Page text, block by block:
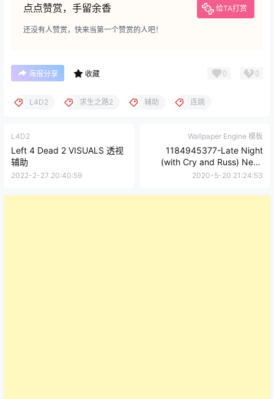
点点赞赏，手留余香 给TA打赏
还没有人赞赏，快来当第一个赞赏的人吧！
海报分享 收藏 0 0
L4D2 求生之路2 辅助 连跳
L4D2
Left 4 Dead 2 VISUALS 透视
辅助
2022-2-27 20:40:59
Wallpaper Engine 模板
1184945377-Late Night
(with Cry and Russ) Neon
Idle Animation
2020-5-20 21:24:53